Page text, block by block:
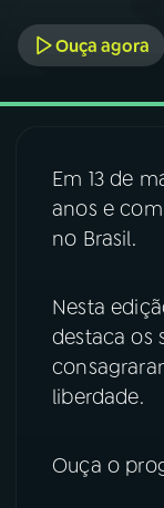
A RÁDIO
03
04
06
07ÚLTIMAS
08FESTIVAL
Ouça agora
Em 13 de
anos e
no Brasil.
Nesta
destaca os
liberdade.
Ouça o